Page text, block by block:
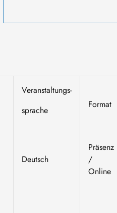
Veranstaltungs-
sprache
Format
Deutsch
Präsenz
/
Online